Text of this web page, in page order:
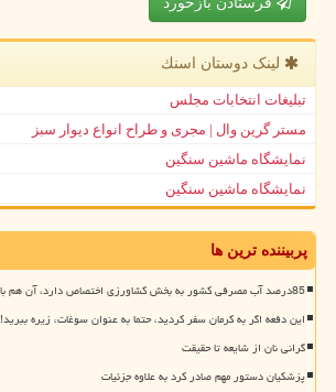
لینک دوستان اسنك
تبلیغات انتخابات مجلس
مستر گرین وال | مجری و طراح انواع دیوار سبز
نمایشگاه ماشین سنگین
نمایشگاه ماشین سنگین
پربیننده ترین ها
85درصد آب مصرفی کشور به بخش کشاورزی اختصاص دارد، آن هم با قیمت خیلی پایین
این دفعه اگر به کرمان سفر کردید، حتما به عنوان سوغات، زیره ببرید!
گرانی نان از شایعه تا حقیقت
پزشکیان دستور مهم صادر کرد به علاوه جزئیات